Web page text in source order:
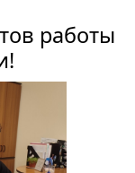
работы